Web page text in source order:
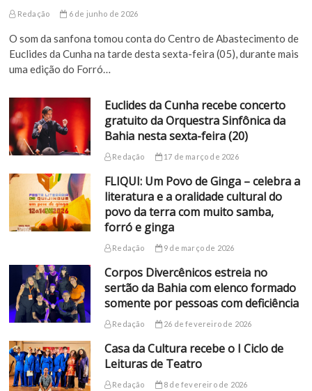
Redação 6 de junho de 2026
O som da sanfona tomou conta do Centro de Abastecimento de
Euclides da Cunha na tarde desta sexta-feira (05), durante mais
uma edição do Forró…
Euclides da Cunha recebe concerto
gratuito da Orquestra Sinfônica da
Bahia nesta sexta-feira (20)
Redação 17 de março de 2026
FLIQUI: Um Povo de Ginga – celebra a
literatura e a oralidade cultural do
povo da terra com muito samba,
forró e ginga
Redação 9 de março de 2026
Corpos Divercênicos estreia no
sertão da Bahia com elenco formado
somente por pessoas com deficiência
Redação 26 de fevereiro de 2026
Casa da Cultura recebe o I Ciclo de
Leituras de Teatro
Redação 8 de fevereiro de 2026